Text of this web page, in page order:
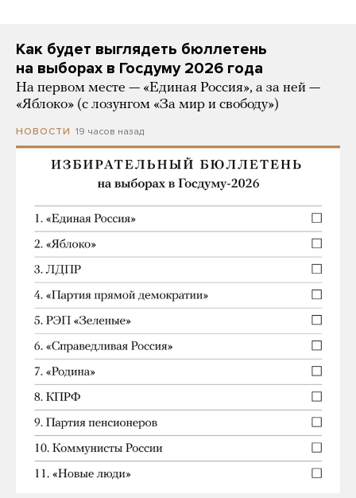
Как будет выглядеть бюллетень
на выборах в Госдуму 2026 года
На первом месте — «Единая Россия», а за ней —
«Яблоко» (с лозунгом «За мир и свободу»)
НОВОСТИ 19 часов назад